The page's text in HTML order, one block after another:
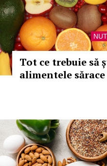
Tot ce trebuie să
alimentele